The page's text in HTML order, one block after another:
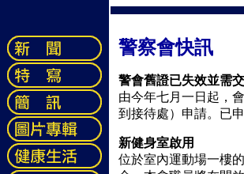
警察會快訊
警會舊證已失效並需
由今年七月一日起，
到接待處）申請。已
新健身室啟用
位於室內運動場一樓